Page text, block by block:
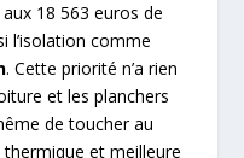
18 563 euros de
l’isolation comme
. Cette priorité n’a rien
et les planchers
de toucher au
et meilleure